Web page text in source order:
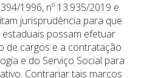
1996, nº 13.935/2019 e
jurisprudência para que
possam efetuar
de cargos e a contratação
e do Serviço Social para
Contrariar tais marcos